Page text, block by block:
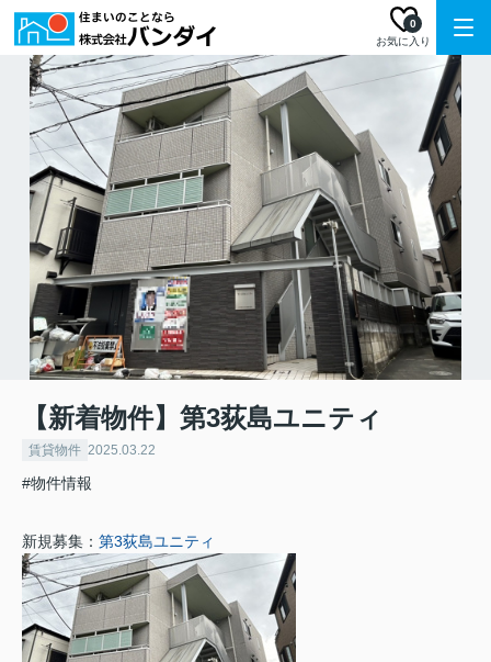
お気に入り
0
【新着物件】第3荻島ユニティ
賃貸物件 2025.03.22
#物件情報
新規募集： 第3荻島ユニティ